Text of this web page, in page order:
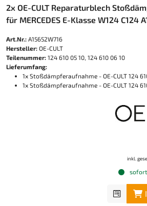
2x OE-CULT Reparaturblech
für MERCEDES E-Klasse W124 C124
Art.Nr.: A15652W716
Hersteller: OE-CULT
Teilenummer: 124 610 05 10, 124 610 06 10
Lieferumfang:
1x Stoßdämpferaufnahme - OE-CULT 124
1x Stoßdämpferaufnahme - OE-CULT 124
inkl.